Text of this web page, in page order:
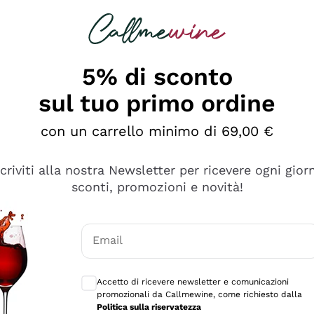
in offerta
è il distillato italiano per eccellenza, prodotto in
oAmarone, o da aromatici come Moscato
Grappa Bianca, a base di vitigni classici o meno
fa per te
5% di sconto
sul tuo primo ordine
con un carrello minimo di 69,00 €
alla nostra Newsletter per ricevere ogni
sconti, promozioni e novità!
Email
Consensi opzionali per ricevere
Accetto di ricevere newsletter e comunicazioni
promozionali da Callmewine, come richiesto dalla
Politica sulla riservatezza